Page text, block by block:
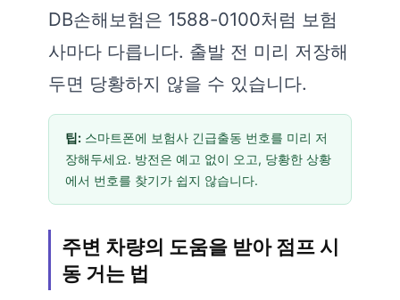
DB손해보험은 1588-0100처럼 보험
사마다 다릅니다. 출발 전 미리 저장해
두면 당황하지 않을 수 있습니다.
팁: 스마트폰에 보험사 긴급출동 번호를 미리 저
장해두세요. 방전은 예고 없이 오고, 당황한 상황
에서 번호를 찾기가 쉽지 않습니다.
주변 차량의 도움을 받아 점프 시
동 거는 법